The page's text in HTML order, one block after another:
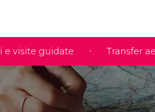
e visite guidate Transfer